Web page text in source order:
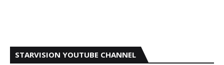
STARVISION YOUTUBE CHANNEL